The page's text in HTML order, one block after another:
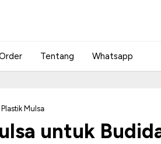
Tentang Whatsapp
Plastik Mulsa
untuk